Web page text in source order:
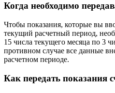
Когда необходимо
Чтобы показания, которые вы
текущий расчетный период,
15 числа текущего месяца по 3
противном случае все данные
расчетном периоде.
Как передать показания